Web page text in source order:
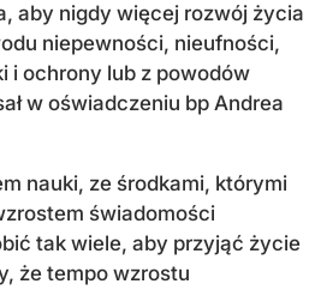
aby nigdy więcej rozwój życia
niepewności, nieufności,
i ochrony lub z powodów
w oświadczeniu bp Andrea
nauki, ze środkami, którymi
świadomości
tak wiele, aby przyjąć życie
że tempo wzrostu